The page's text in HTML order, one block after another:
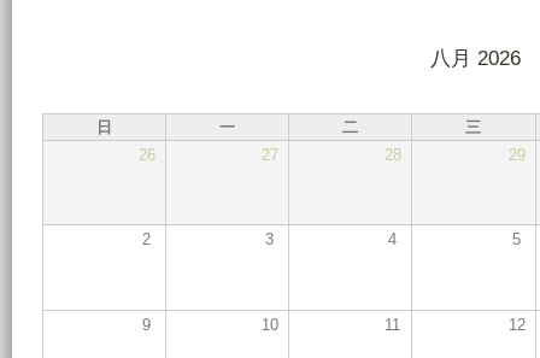
八月 2026
日 一 二
三
26
27 28 29
2 3 4 5
9 10 11 12